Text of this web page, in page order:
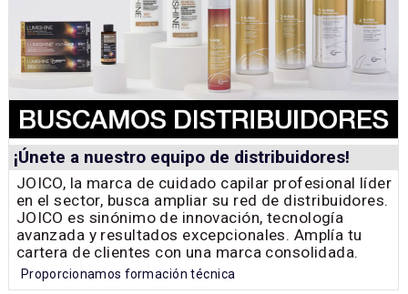
¡Únete a nuestro equipo de distribuidores!
JOICO, la marca de cuidado capilar profesional líder
en el sector, busca ampliar su red de distribuidores.
JOICO es sinónimo de innovación, tecnología
avanzada y resultados excepcionales. Amplía tu
cartera de clientes con una marca consolidada.
Proporcionamos formación técnica